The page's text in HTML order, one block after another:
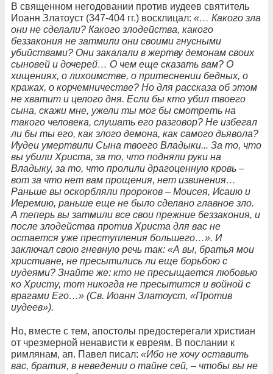
В священном негодовании против иудеев святитель
Иоанн Златоуст (347-404 гг.) восклицал: «… Какого зла
они не сделали? Какого злодейства, какого
беззакония не затмили они своими гнусными
убийствами? Они закалали в жертву демонам своих
сыновей и дочерей… О чем еще сказать вам? О
хищениях, о лихоимстве, о притеснении бедных, о
кражах, о корчемничестве? Но для рассказа об этом
не хватит и целого дня. Если бы кто убил твоего
сына, скажи мне, ужели ты мог бы смотреть на
такого человека, слушать его разговор? Не избегал
ли бы ты его, как злого демона, как самого дьявола?
Иудеи умертвили Сына твоего Владыки... За то, что
вы убили Христа, за то, что подняли руки на
Владыку, за то, что пролили драгоценную кровь –
вот за что нет вам прощения, нет извинения…
Раньше вы оскорбляли пророков – Моисея, Исаию и
Иеремию, раньше еще не было сделано главное зло.
А теперь вы затмили все свои прежние беззакония, и
после злодейства против Христа для вас не
остается уже преступления большего…». И
заключал свою гневную речь так: «А вы, братья мои
христиане, не пресытились ли еще борьбою с
иудеями? Знайте же: кто не пресыщается любовью
ко Христу, тот никогда не пресытится и войной с
врагами Его…» (Св. Иоанн Златоуст, «Против
иудеев»).
Но, вместе с тем, апостолы предостерегали христиан
от чрезмерной ненависти к евреям. В послании к
римлянам, ап. Павел писал: «Ибо не хочу оставить
вас, братия, в неведении о тайне сей, – чтобы вы не